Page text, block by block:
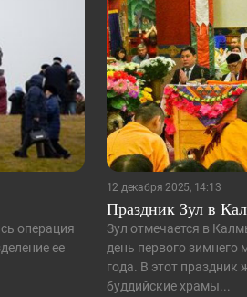
операция
ее
12 декабря 2025, 14:13
Праздник Зул в
Зул отмечается в
день первого зимнего
года. В этот праздник
буддийские храмы...